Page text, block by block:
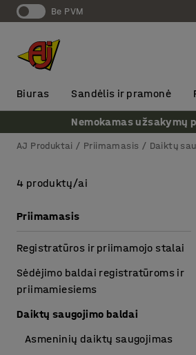
Be PVM
Biuras Sandėlis ir pramonė
Nemokamas užsakymų
AJ Produktai Priimamasis Daiktų
4 produktų/ai
Priimamasis
Registratūros ir priimamojo stalai
Sėdėjimo baldai registratūroms ir
priimamiesiems
Daiktų saugojimo baldai
Asmeninių daiktų saugojimas